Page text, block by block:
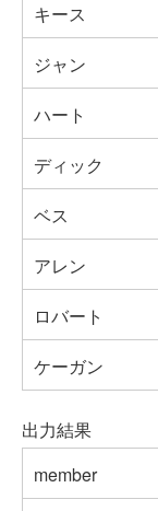
キース
ジャン
ハート
ディック
ベス
アレン
ロバート
ケーガン
出力結果
member